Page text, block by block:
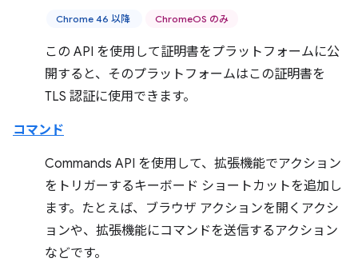
Chrome 46 以降 ChromeOS のみ
この API を使用して証明書をプラットフォームに公
開すると、そのプラットフォームはこの証明書を
TLS 認証に使用できます。
コマンド
Commands API を使用して、拡張機能でアクション
をトリガーするキーボード ショートカットを追加し
ます。たとえば、ブラウザ アクションを開くアクシ
ョンや、拡張機能にコマンドを送信するアクション
などです。